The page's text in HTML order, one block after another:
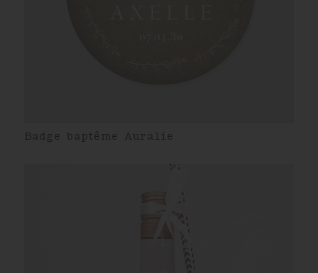
Badge baptême Auralie